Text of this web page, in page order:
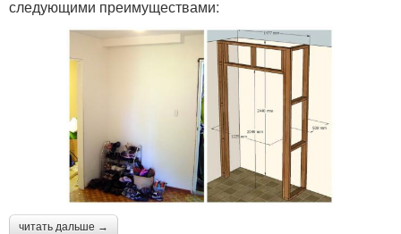
следующими преимуществами:
читать дальше →